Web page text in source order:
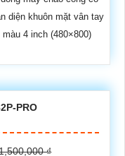
diện khuôn mặt vân tay
4 inch (480×800)
PRO
₫